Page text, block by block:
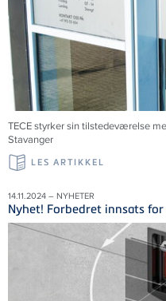
TECE styrker sin tilstedeværelse
Stavanger
LES ARTIKKEL
14.11.2024 – NYHETER
Nyhet! Forbedret innsats